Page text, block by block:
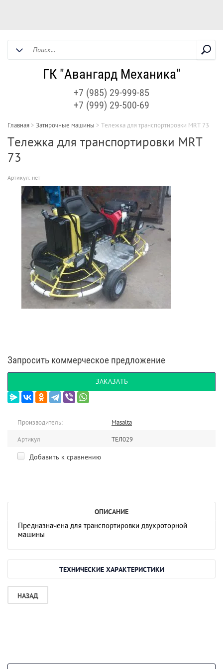
ГК "Авангард Механика"
+7 (985) 29-999-85
+7 (999) 29-500-69
Главная > Затирочные машины > Тележка для транспортировки MRT 73
Тележка для транспортировки MRT
73
Артикул: нет
Запросить коммерческое предложение
ЗАКАЗАТЬ
Производитель:
Masalta
Артикул
ТЕЛ029
Добавить к сравнению
ОПИСАНИЕ
Предназначена для транспортировки двухроторной
машины
ТЕХНИЧЕСКИЕ ХАРАКТЕРИСТИКИ
НАЗАД